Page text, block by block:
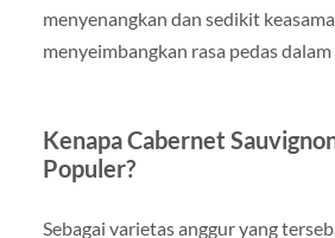
menyenangkan dan sedikit
menyeimbangkan rasa pedas dalam
Kenapa Cabernet
Populer?
Sebagai varietas anggur yang